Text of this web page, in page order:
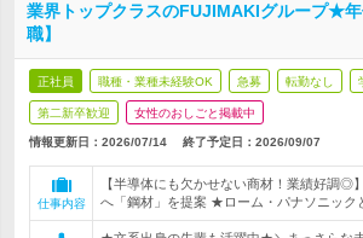
業界トップクラスのFUJIMAKIグループ★
職】
正社員 職種・業種未経験OK 急募 転勤なし
第二新卒歓迎 女性のおしごと掲載中
情報更新日：2026/07/14 終了予定日： 2026/09/07
仕事内容
【半導体にも欠かせない商材！業績好調◎
へ「鋼材」を提案 ★ローム・パナソニック